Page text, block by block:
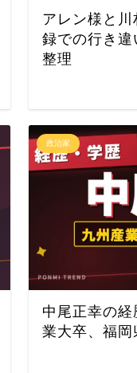
アレン様と
録での行き違
整理
政治家
中尾正幸の
業大卒、福岡